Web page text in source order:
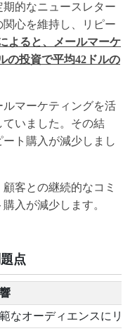
的なニュースレター
心を維持し、リピー
よると、メールマーケ
の投資で平均42ドルの
マーケティングを活
いました。その結
ト購入が減少しまし
客との継続的なコミ
入が減少します。
点
なオーディエンスにリ